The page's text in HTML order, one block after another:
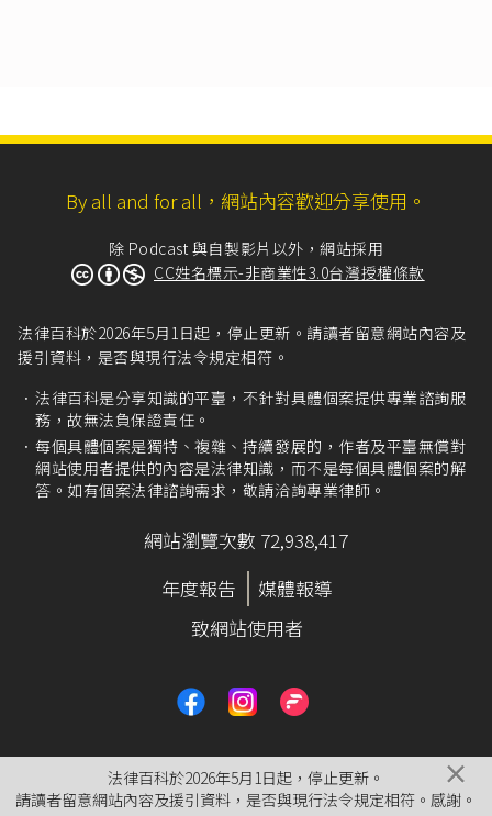
By all and for all，網站內容歡迎分享使用。
除 Podcast 與自製影片以外，網站採用
CC姓名標示-非商業性3.0台灣授權條款
法律百科於2026年5月1日起，停止更新。請讀者留意網站內容及
援引資料，是否與現行法令規定相符。
法律百科是分享知識的平臺，不針對具體個案提供專業諮詢服
務，故無法負保證責任。
每個具體個案是獨特、複雜、持續發展的，作者及平臺無償對
網站使用者提供的內容是法律知識，而不是每個具體個案的解
答。如有個案法律諮詢需求，敬請洽詢專業律師。
網站瀏覽次數 72,938,417
年度報告
媒體報導
致網站使用者
法律百科於2026年5月1日起，停止更新。
請讀者留意網站內容及援引資料，是否與現行法令規定相符。感謝。
×